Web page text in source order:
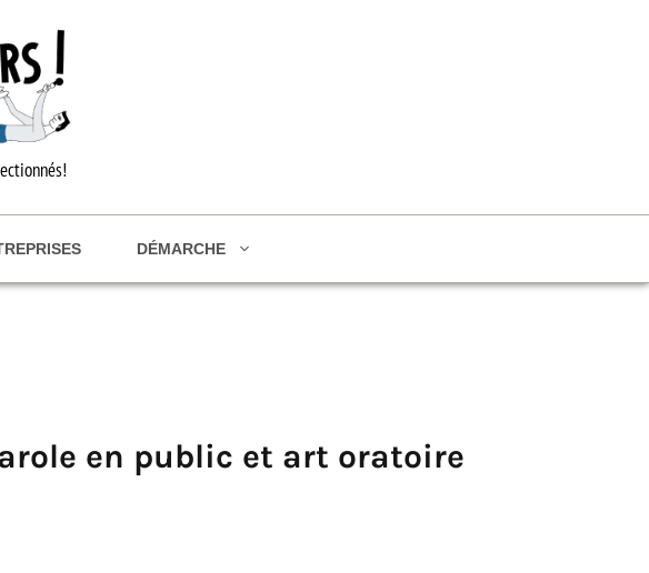
DÉMARCHE
en public et art oratoire